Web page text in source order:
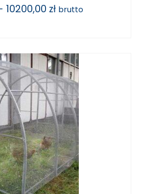
10200,00 zł brutto